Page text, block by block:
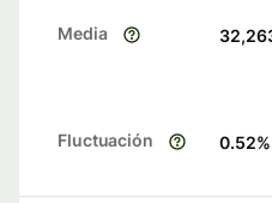
Media
Fluctuación 0.52%